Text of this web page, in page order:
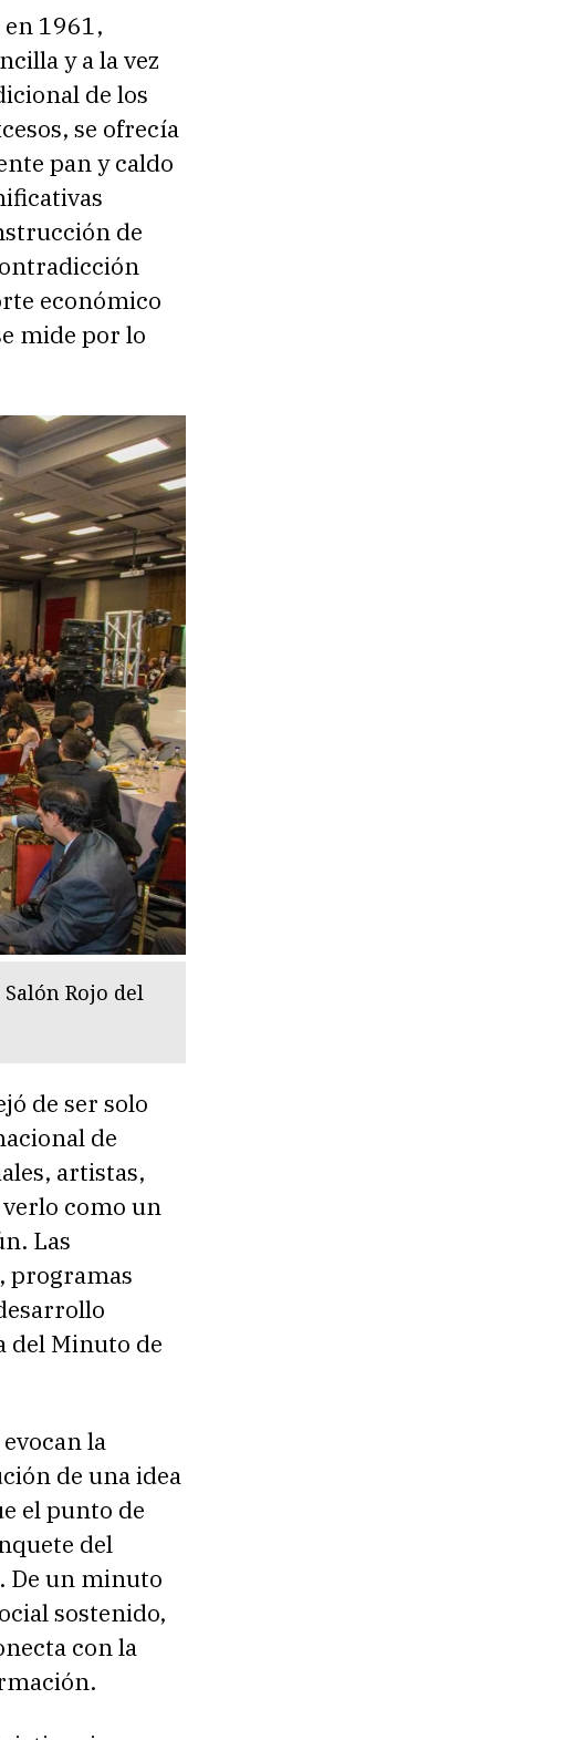
1961,
y a la vez
de los
se ofrecía
pan y caldo
de
económico
mide por lo
Rojo del
de ser solo
de
artistas,
como un
Las
programas
del Minuto de
la
de una idea
el punto de
del
De un minuto
sostenido,
con la